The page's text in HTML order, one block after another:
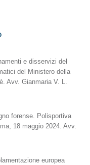
e disservizi del
del Ministero della
Avv. Gianmaria V. L.
forense. Polisportiva
18 maggio 2024. Avv.
europea